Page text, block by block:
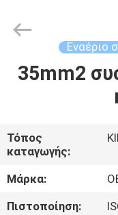
ΣΠΊΤΙ
ΠΕΡΊΠΟΥ
ΕΜΕΊΣ
Management
Services
Rights
Reserved.
Εναέριο
35mm2
Τόπος
καταγωγής:
Μάρκα:
Πιστοποίηση: